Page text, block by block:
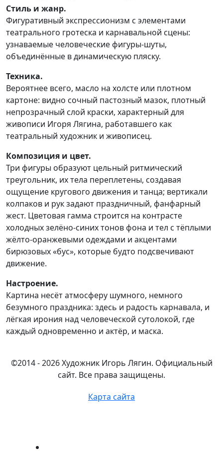
Стиль и жанр.
Фигуративный экспрессионизм с элементами
театрального гротеска и карнавальной сцены:
узнаваемые человеческие фигуры-шуты,
объединённые в динамическую пляску.
Техника.
Вероятнее всего, масло на холсте или плотном
картоне: видно сочный пастозный мазок, плотный
непрозрачный слой краски, характерный для
живописи Игоря Лягина, работавшего как
театральный художник и живописец.​
Композиция и цвет.
Три фигуры образуют цельный ритмический
треугольник, их тела переплетены, создавая
ощущение кругового движения и танца; вертикали
колпаков и рук задают праздничный, фанфарный
жест. Цветовая гамма строится на контрасте
холодных зелёно-синих тонов фона и тел с тёплыми
жёлто-оранжевыми одеждами и акцентами
бирюзовых «бус», которые будто подсвечивают
движение.
Настроение.
Картина несёт атмосферу шумного, немного
безумного праздника: здесь и радость карнавала, и
лёгкая ирония над человеческой сутолокой, где
каждый одновременно и актёр, и маска.
©2014 - 2026 Художник Игорь Лягин. Официальный
сайт. Все права защищены.
Карта сайта